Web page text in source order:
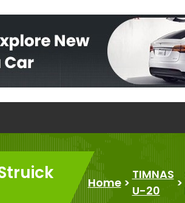
Home>
TIMNAS
U-20
>